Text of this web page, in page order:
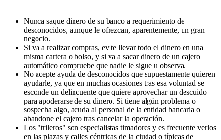
Nunca saque dinero de su banco a requerimiento de
desconocidos, aunque le ofrezcan, aparentemente, un gran
negocio.
Si va a realizar compras, evite llevar todo el dinero en una
misma cartera o bolso, y si va a sacar dinero de un cajero
automático compruebe que nadie le sigue u observa.
No acepte ayuda de desconocidos que supuestamente quieren
ayudarle, ya que en muchas ocasiones tras esa voluntad se
esconde un delincuente que quiere aprovechar un descuido
para apoderarse de su dinero. Si tiene algún problema o
sospecha algo, acuda al personal de la entidad bancaria o
abandone el cajero tras cancelar la operación.
Los "trileros" son especialistas timadores y es frecuente verlos
en las plazas y calles céntricas de la ciudad o típicas de